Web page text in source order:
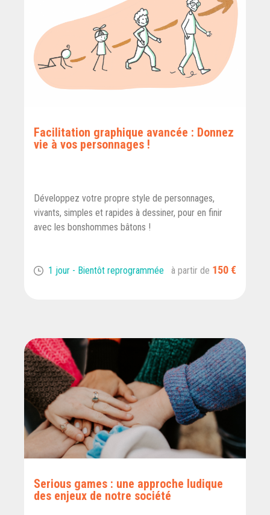
Facilitation graphique avancée : Donnez
vie à vos personnages !
Développez votre propre style de personnages,
vivants, simples et rapides à dessiner, pour en finir
avec les bonshommes bâtons !
1 jour - Bientôt reprogrammée à partir de 150 €
Serious games : une approche ludique
des enjeux de notre société